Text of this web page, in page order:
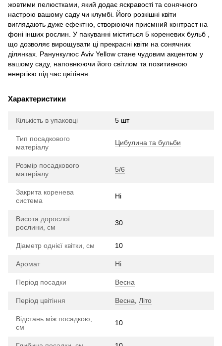
жовтими пелюстками, який додає яскравості та сонячного
настрою вашому саду чи клумбі. Його розкішні квіти
виглядають дуже ефектно, створюючи приємний контраст на
фоні інших рослин. У пакуванні міститься 5 кореневих бульб ,
що дозволяє вирощувати ці прекрасні квіти на сонячних
ділянках. Ранункулюс Aviv Yellow стане чудовим акцентом у
вашому саду, наповнюючи його світлом та позитивною
енергією під час цвітіння.
Характеристики
Кількість в упаковці 5 шт
Тип посадкового
матеріалу
Цибулина та бульби
Розмір посадкового
матеріалу
5/6
Закрита коренева
система
Ні
Висота дорослої
рослини, см
30
Діаметр однієї квітки, см 10
Аромат Ні
Період посадки Весна
Період цвітіння Весна Літо
Відстань між посадкою,
см
10